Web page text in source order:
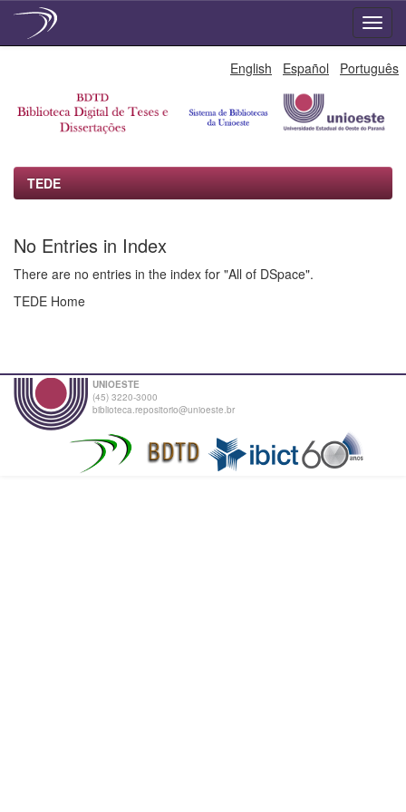
English Español Português
TEDE
No Entries in Index
There are no entries in the index for "All of DSpace".
TEDE Home
UNIOESTE
(45) 3220-3000
biblioteca.repositorio@unioeste.br